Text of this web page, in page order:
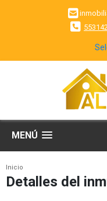
MENÚ
Inicio
Detalles del